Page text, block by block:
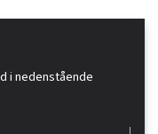
i nedenstående